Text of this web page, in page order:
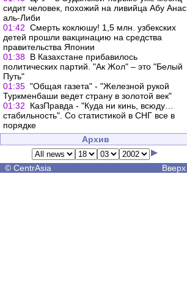
сидит человек, похожий на ливийца Абу Анас
аль-Либи
01:42 Смерть коклюшу! 1,5 млн. узбекских
детей прошли вакцинацию на средства
правительства Японии
01:38 В Казахстане прибавилось
политических партий. "Ак Жол" – это "Белый
Путь"
01:35 "Общая газета" - "Железной рукой
Туркменбаши ведет страну в золотой век"
01:32
КазПравда - "Куда ни кинь, всюду…
стабильность". Со статистикой в СНГ все в
порядке
Архив
© CentrAsia Вверх